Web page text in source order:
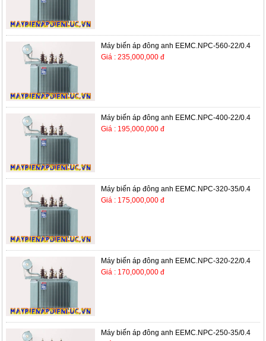
Máy biến áp đông anh EEMC.NPC-560-22/0.4
Giá : 235,000,000 đ
Máy biến áp đông anh EEMC.NPC-400-22/0.4
Giá : 195,000,000 đ
Máy biến áp đông anh EEMC.NPC-320-35/0.4
Giá : 175,000,000 đ
Máy biến áp đông anh EEMC.NPC-320-22/0.4
Giá : 170,000,000 đ
Máy biến áp đông anh EEMC.NPC-250-35/0.4